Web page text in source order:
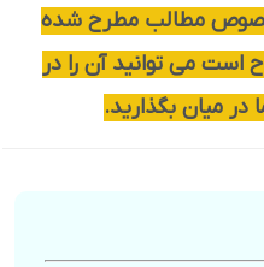
مطالب مطرح شده
است می توانید آن را در
میان بگذارید.